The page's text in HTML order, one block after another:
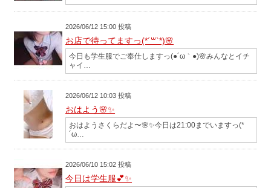
2026/06/12 15:00 投稿
お店で待ってますっ(*´꒳`*)🌸
今日も学生服でご奉仕しますっ(●´ω｀●)🌸みんなとイチ
ャイ…
2026/06/12 10:03 投稿
おはよう🌸✨
おはようさくらだよ〜🌸✨今日は21:00までいますっ(*
´ω…
2026/06/10 15:02 投稿
今日は学生服💕✨